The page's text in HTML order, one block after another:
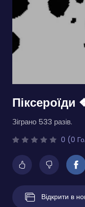
Зіграно 533 разів.
0 (0
Відкрити в